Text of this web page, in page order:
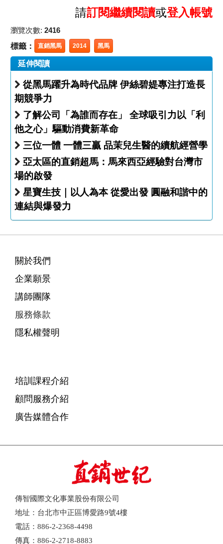
請訂閱繼續閱讀或登入帳號
瀏覽次數: 2416
標籤： 直銷黑馬 2014 黑馬
延伸閱讀
從黑馬躍升為時代品牌 伊絲碧媞專注打造長
期競爭力
了解公司「為誰而存在」 全球吸引力以「利
他之心」驅動消費新革命
三位一體 一體三贏 品茉兒生醫的續航經營學
亞太區的直銷超馬：馬來西亞經驗對台灣市
場的啟發
星寶生技｜以人為本 從愛出發 圓融和諧中的
連結與爆發力
關於我們
企業願景
講師團隊
服務條款
隱私權聲明
培訓課程介紹
顧問服務介紹
廣告媒體合作
傳智國際文化事業股份有限公司
地址：台北市中正區博愛路9號4樓
電話：886-2-2368-4498
傳真：886-2-2718-8883